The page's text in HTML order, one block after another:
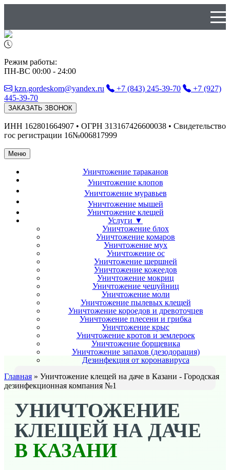
Режим работы:
ПН-ВС 00:00 - 24:00
kzn.gordeskom@yandex.ru
+7 (843) 245-39-70
+7 (927)
445-39-70
ЗАКАЗАТЬ ЗВОНОК
ИНН 162801664907 • ОГРН 313167426600038 • Свидетельство
гос регистрации 16№006817999
Меню
Уничтожение тараканов
Уничтожение клопов
Уничтожение муравьев
Уничтожение мышей
Уничтожение клещей
Услуги ▼
Уничтожение блох
Уничтожение комаров
Уничтожение мух
Уничтожение ос
Уничтожение шершней
Уничтожение кожеедов
Уничтожение мокриц
Уничтожение чешуйниц
Уничтожение моли
Уничтожение пылевых клещей
Уничтожение короедов и древоточцев
Уничтожение плесени и грибка
Уничтожение крыс
Уничтожение кротов и землероек
Уничтожение борщевика
Уничтожение запахов (дезодорация)
Дезинфекция от коронавируса
Главная » Уничтожение клещей на даче в Казани - Городская
дезинфекционная компания №1
УНИЧТОЖЕНИЕ
КЛЕЩЕЙ НА ДАЧЕ
В КАЗАНИ